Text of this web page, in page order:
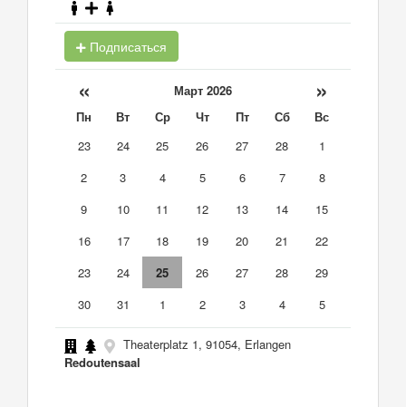
Подписаться
« Март 2026 »
Пн Вт Ср Чт Пт Сб
Вс
23
24 25 26 27 28
1
2
3 4 5 6 7
8
9
10 11 12 13 14
15
16
17 18 19 20 21
22
23
24 25 26 27 28
29
30
31 1 2 3 4 5
Theaterplatz 1, 91054, Erlangen
Redoutensaal